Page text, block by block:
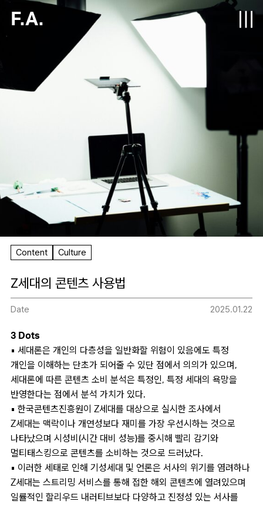
F.A.
Content Culture
Z세대의 콘텐츠 사용법
Date 2025.01.22
3 Dots
▪ 세대론은 개인의 다층성을 일반화할 위험이 있음에도 특정
개인을 이해하는 단초가 되어줄 수 있단 점에서 의의가 있으며,
세대론에 따른 콘텐츠 소비 분석은 특정인, 특정 세대의 욕망을
반영한다는 점에서 분석 가치가 있다.
▪ 한국콘텐츠진흥원이 Z세대를 대상으로 실시한 조사에서
Z세대는 맥락이나 개연성보다 재미를 가장 우선시하는 것으로
나타났으며 시성비(시간 대비 성능)를 중시해 빨리 감기와
멀티태스킹으로 콘텐츠를 소비하는 것으로 드러났다.
▪ 이러한 세태로 인해 기성세대 및 언론은 서사의 위기를 염려하나
Z세대는 스트리밍 서비스를 통해 접한 해외 콘텐츠에 열려있으며
일률적인 할리우드 내러티브보다 다양하고 진정성 있는 서사를